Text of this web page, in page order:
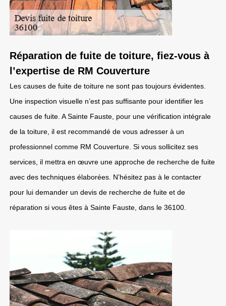
Réparation de fuite de toiture, fiez-vous à
l’expertise de RM Couverture
Les causes de fuite de toiture ne sont pas toujours évidentes.
Une inspection visuelle n’est pas suffisante pour identifier les
causes de fuite. A Sainte Fauste, pour une vérification intégrale
de la toiture, il est recommandé de vous adresser à un
professionnel comme RM Couverture. Si vous sollicitez ses
services, il mettra en œuvre une approche de recherche de fuite
avec des techniques élaborées. N’hésitez pas à le contacter
pour lui demander un devis de recherche de fuite et de
réparation si vous êtes à Sainte Fauste, dans le 36100.